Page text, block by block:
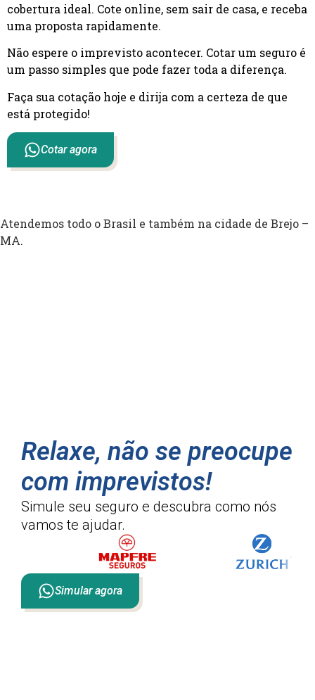
cobertura ideal. Cote online, sem sair de casa, e receba
uma proposta rapidamente.
Não espere o imprevisto acontecer. Cotar um seguro é
um passo simples que pode fazer toda a diferença.
Faça sua cotação hoje e dirija com a certeza de que
está protegido!
Cotar agora
Atendemos todo o Brasil e também na cidade de Brejo –
MA.
Relaxe, não se preocupe
com imprevistos!
Simule seu seguro e descubra como nós
vamos te ajudar.
Simular agora